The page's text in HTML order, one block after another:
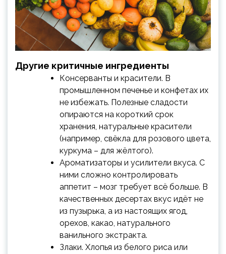
Другие критичные ингредиенты
Консерванты и красители. В
промышленном печенье и конфетах их
не избежать. Полезные сладости
опираются на короткий срок
хранения, натуральные красители
(например, свёкла для розового цвета,
куркума – для жёлтого).
Ароматизаторы и усилители вкуса. С
ними сложно контролировать
аппетит – мозг требует всё больше. В
качественных десертах вкус идёт не
из пузырька, а из настоящих ягод,
орехов, какао, натурального
ванильного экстракта.
Злаки. Хлопья из белого риса или